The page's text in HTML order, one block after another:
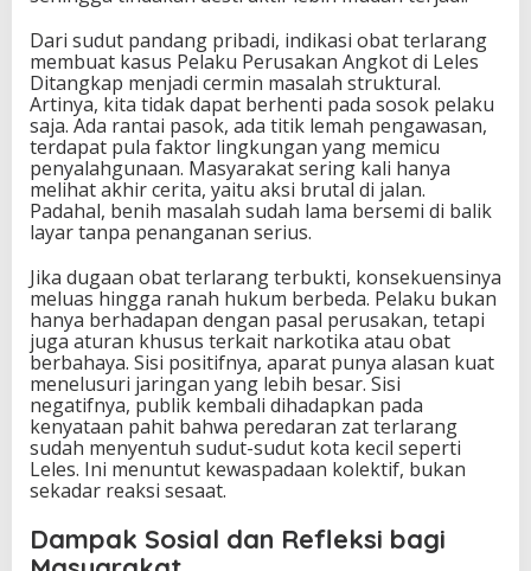
Dari sudut pandang pribadi, indikasi obat terlarang
membuat kasus Pelaku Perusakan Angkot di Leles
Ditangkap menjadi cermin masalah struktural.
Artinya, kita tidak dapat berhenti pada sosok pelaku
saja. Ada rantai pasok, ada titik lemah pengawasan,
terdapat pula faktor lingkungan yang memicu
penyalahgunaan. Masyarakat sering kali hanya
melihat akhir cerita, yaitu aksi brutal di jalan.
Padahal, benih masalah sudah lama bersemi di balik
layar tanpa penanganan serius.
Jika dugaan obat terlarang terbukti, konsekuensinya
meluas hingga ranah hukum berbeda. Pelaku bukan
hanya berhadapan dengan pasal perusakan, tetapi
juga aturan khusus terkait narkotika atau obat
berbahaya. Sisi positifnya, aparat punya alasan kuat
menelusuri jaringan yang lebih besar. Sisi
negatifnya, publik kembali dihadapkan pada
kenyataan pahit bahwa peredaran zat terlarang
sudah menyentuh sudut-sudut kota kecil seperti
Leles. Ini menuntut kewaspadaan kolektif, bukan
sekadar reaksi sesaat.
Dampak Sosial dan Refleksi bagi